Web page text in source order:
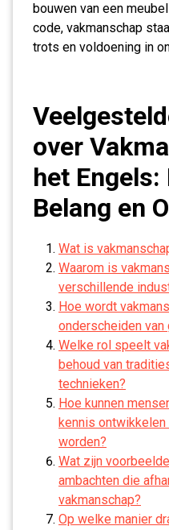
bouwen van een
code, vakmanschap
trots en voldoening in
over
het Engels:
Belang en
Wat is
Waarom is
verschillende
Hoe wordt
onderscheiden van
Welke rol speelt
behoud van
technieken?
Hoe kunnen
kennis
worden?
Wat zijn
ambachten die
vakmanschap?
Op welke manier